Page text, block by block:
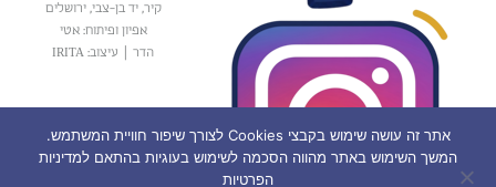
קיר, יד בן-צבי, ירושלים
אפיון ופיתוח: אטי
הדר
עיצוב: IRITA
אתר זה עושה שימוש בקבצי Cookies לצורך שיפור חוויית המשתמש.
המשך השימוש באתר מהווה הסכמה לשימוש בעוגיות בהתאם למדיניות
הפרטיות